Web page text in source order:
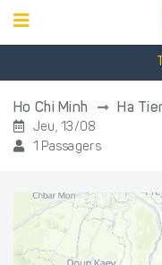
Ho Chi Minh Ha
Jeu, 13/08
1 Passagers